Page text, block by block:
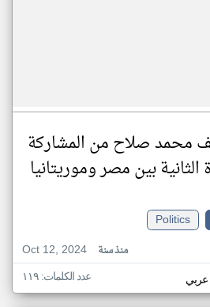
محمد صلاح من المشاركة
الثانية بين مصر وموريتانيا
Politics
Oct 12, 2024
منذ سنة
عدد الكلمات: ١١٩